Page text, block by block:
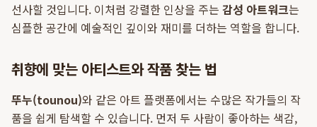
선사할 것입니다. 이처럼 강렬한 인상을 주는 감성 아트워크는
심플한 공간에 예술적인 깊이와 재미를 더하는 역할을 합니다.
취향에 맞는 아티스트와 작품 찾는 법
뚜누(tounou)와 같은 아트 플랫폼에서는 수많은 작가들의 작
품을 쉽게 탐색할 수 있습니다. 먼저 두 사람이 좋아하는 색감,